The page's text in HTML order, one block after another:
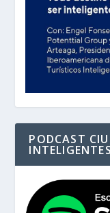
PODCAST
INTELIGENTES